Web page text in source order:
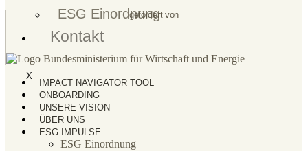
ESG Einordnung
Kontakt
X
gefördert von
IMPACT NAVIGATOR TOOL
ONBOARDING
UNSERE VISION
ÜBER UNS
ESG IMPULSE
ESG Einordnung